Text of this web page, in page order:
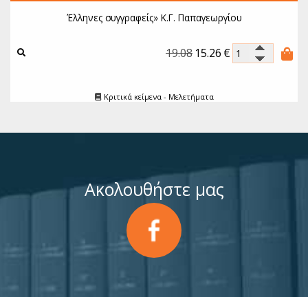
Έλληνες συγγραφείς»Κ.Γ. Παπαγεωργίου
19.08 15.26 €
Κριτικά κείμενα - Μελετήματα
Ακολουθήστε μας